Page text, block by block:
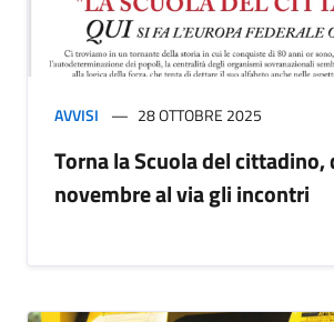
AVVISI 28 OTTOBRE 2025
Torna la Scuola del cittadino,
novembre al via gli incontri